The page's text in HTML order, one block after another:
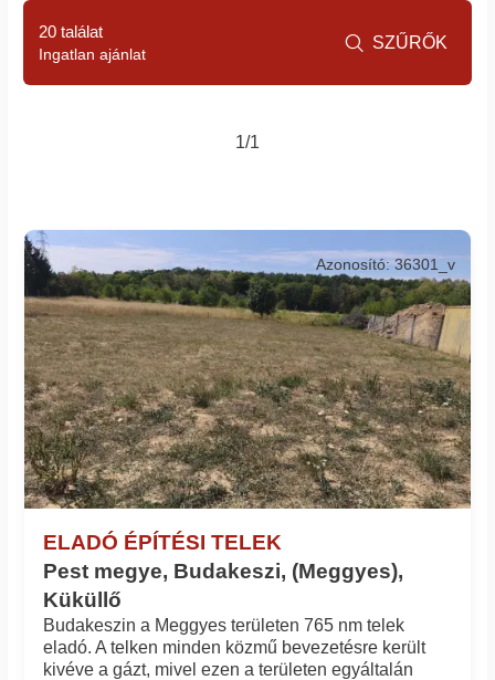
1/1
ELADÓ ÉPÍTÉSI TELEK
Pest megye, Budakeszi, (Meggyes),
Küküllő
Azonosító: 36301_v
Budakeszin a Meggyes területen 765 nm telek
eladó. A telken minden közmű bevezetésre került
kivéve a gázt, mivel ezen a területen egyáltalán
20 találat
Ingatlan ajánlat
 SZŰRŐK